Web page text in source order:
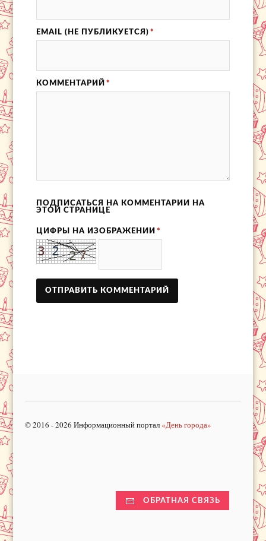
EMAIL (НЕ ПУБЛИКУЕТСЯ) *
КОММЕНТАРИЙ *
ПОДПИСАТЬСЯ НА КОММЕНТАРИИ НА
ЭТОЙ СТРАНИЦЕ
ЦИФРЫ НА ИЗОБРАЖЕНИИ *
© 2016 - 2026 Информационный портал «День города»
ОБРАТНАЯ СВЯЗЬ